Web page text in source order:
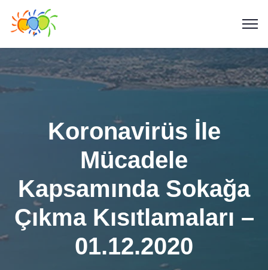
Koronavirüs İle
Mücadele
Kapsamında Sokağa
Çıkma Kısıtlamaları –
01.12.2020